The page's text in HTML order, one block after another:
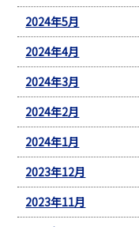
2024年5月
2024年4月
2024年3月
2024年2月
2024年1月
2023年12月
2023年11月